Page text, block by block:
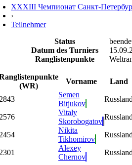
XXXIII Чемпионат Санкт-
›
Teilnehmer
Status
Datum des Turniers
Ranglistenpunkte
(WR)
Vorname Land
2843
Semen
Bitjukov
2576
Vitaly
Skorobogatov
2454
Nikita
Tikhomirov
2301
Alexey
Chernov